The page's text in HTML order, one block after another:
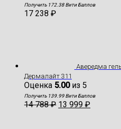
Получить 172.38 Вити Баллов
17 238 ₽
Авередма
Дермалайт 311
Оценка 5.00из 5
Получить 139.99 Вити Баллов
14 788₽ 13 999 ₽